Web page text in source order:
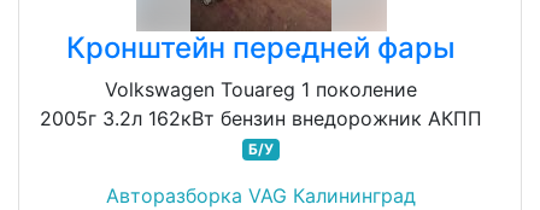
Кронштейн передней фары
Volkswagen Touareg 1 поколение
2005г 3.2л 162кВт бензин внедорожник АКПП
Б/У
Авторазборка VAG Калининград